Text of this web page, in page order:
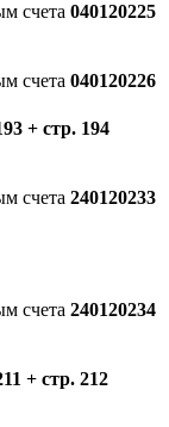
счета 040120225
счета 040120226
+ стр. 194
счета 240120233
счета 240120234
+ стр. 212